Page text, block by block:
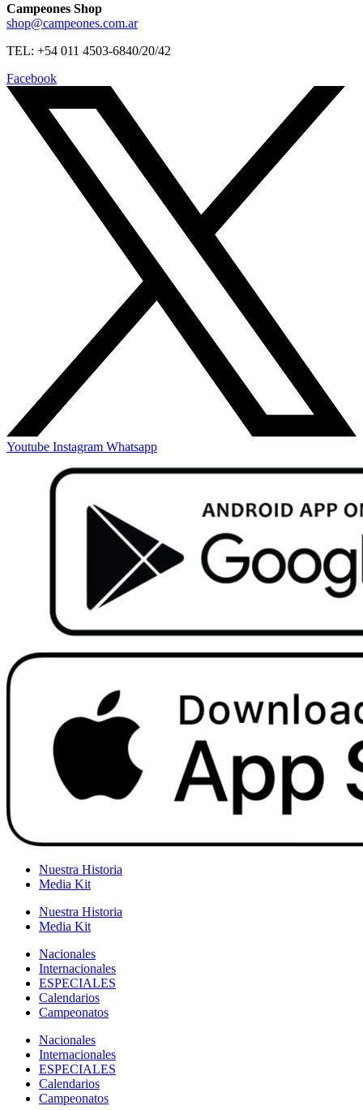
Campeones Shop
shop@campeones.com.ar
TEL: +54 011 4503-6840/20/42
Facebook
Youtube Instagram Whatsapp
Nuestra Historia
Media Kit
Nuestra Historia
Media Kit
Nacionales
Internacionales
ESPECIALES
Calendarios
Campeonatos
Nacionales
Internacionales
ESPECIALES
Calendarios
Campeonatos